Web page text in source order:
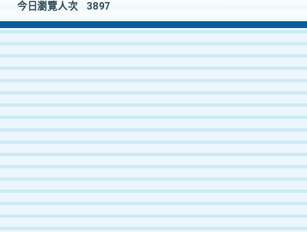
今日瀏覽人次
3897